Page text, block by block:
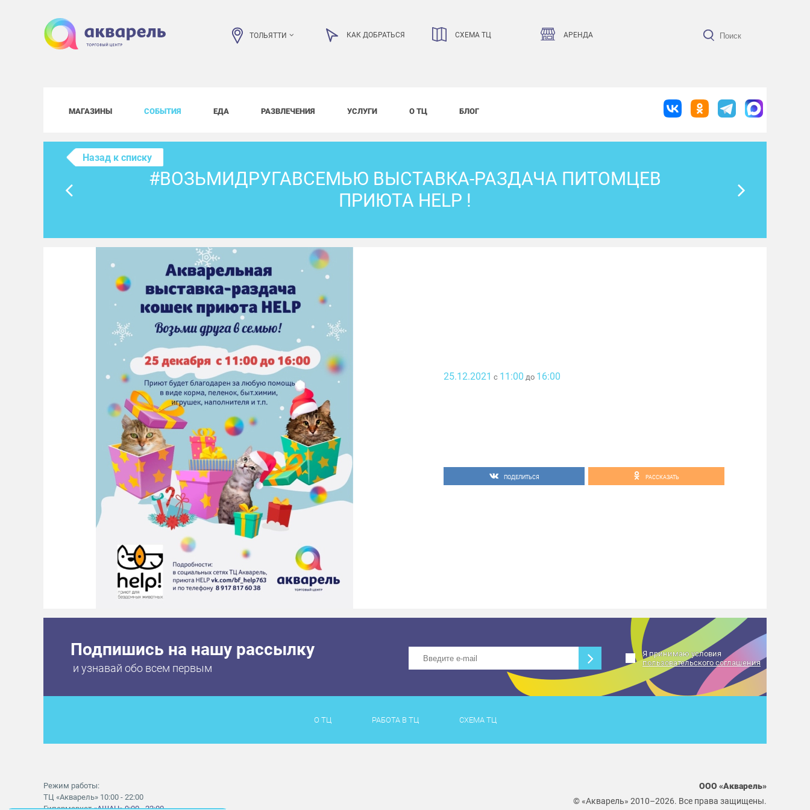
ТОЛЬЯТТИ КАК ДОБРАТЬСЯ СХЕМА ТЦ АРЕНДА
МАГАЗИНЫ СОБЫТИЯ ЕДА РАЗВЛЕЧЕНИЯ УСЛУГИ О ТЦ БЛОГ
Назад к списку
#ВОЗЬМИДРУГАВСЕМЬЮ ВЫСТАВКА-РАЗДАЧА ПИТОМЦЕВ
ПРИЮТА HELP !
25.12.2021 с 11:00 до 16:00
ПОДЕЛИТЬСЯ РАССКАЗАТЬ
Подпишись на нашу рассылку
и узнавай обо всем первым
Я принимаю условия
пользовательского соглашения
О ТЦ РАБОТА В ТЦ СХЕМА ТЦ
Режим работы:
ТЦ «Акварель» 10:00 - 22:00
ООО «Акварель»
© «Акварель» 2010–2026. Все права защищены.